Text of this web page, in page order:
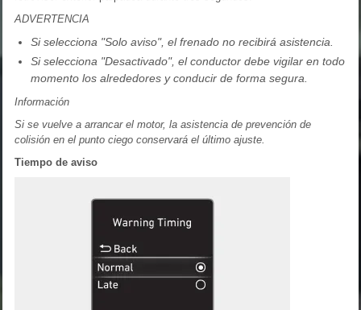
ADVERTENCIA
Si selecciona "Solo aviso", el frenado no recibirá asistencia.
Si selecciona "Desactivado", el conductor debe vigilar en todo
momento los alrededores y conducir de forma segura.
Información
Si se vuelve a arrancar el motor, la asistencia de prevención de
colisión en el punto ciego conservará el último ajuste.
Tiempo de aviso